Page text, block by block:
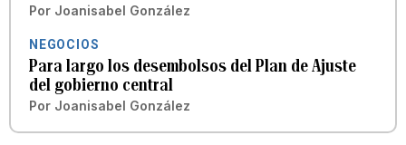
Por Joanisabel González
NEGOCIOS
Para largo los desembolsos del Plan de Ajuste
del gobierno central
Por Joanisabel González